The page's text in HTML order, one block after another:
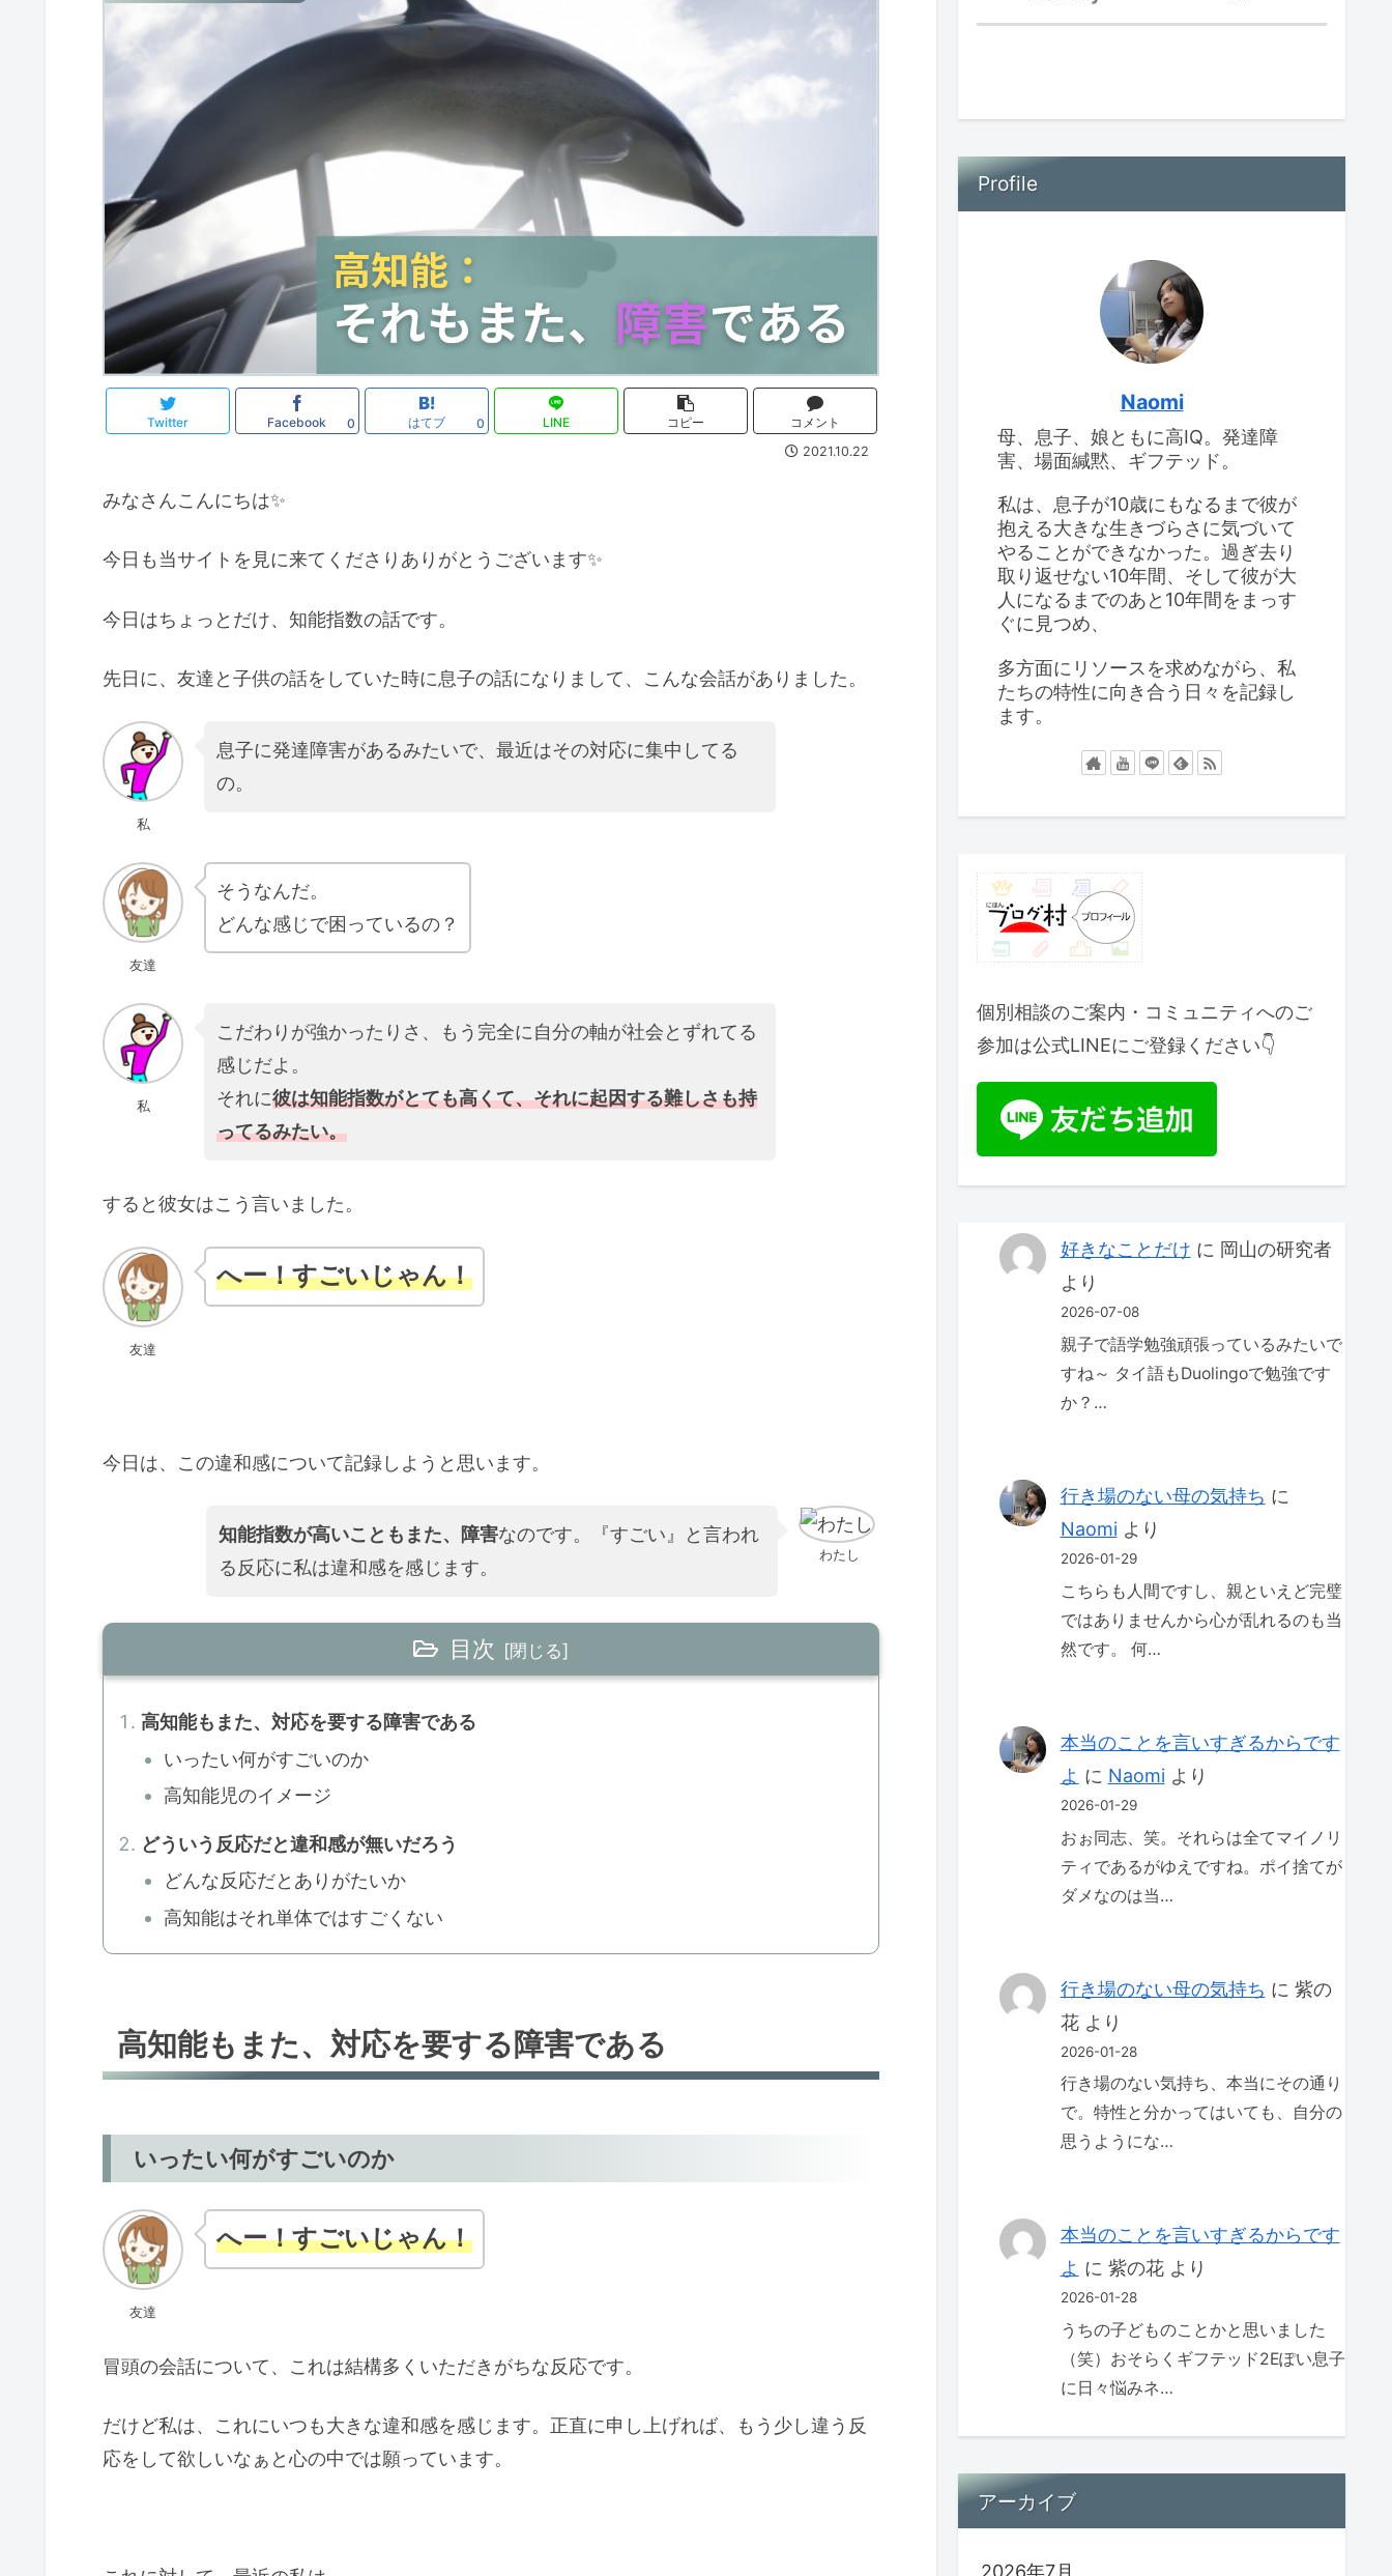
Twitter Facebook 0 はてブ 0 LINE コピー
コメント
2021.10.22
みなさんこんにちは✨
今日も当サイトを見に来てくださりありがとうございます✨
今日はちょっとだけ、知能指数の話です。
先日に、友達と子供の話をしていた時に息子の話になりまして、こんな会話がありました。
私
息子に発達障害があるみたいで、最近はその対応に集中してる
の。
友達
そうなんだ。
どんな感じで困っているの？
私
こだわりが強かったりさ、もう完全に自分の軸が社会とずれてる
感じだよ。
それに彼は知能指数がとても高くて、それに起因する難しさも持
ってるみたい。
すると彼女はこう言いました。
友達
へー！すごいじゃん！
今日は、この違和感について記録しようと思います。
わたし
知能指数が高いこともまた、障害なのです。『すごい』と言われ
る反応に私は違和感を感じます。
目次
高知能もまた、対応を要する障害である
いったい何がすごいのか
高知能児のイメージ
どういう反応だと違和感が無いだろう
どんな反応だとありがたいか
高知能はそれ単体ではすごくない
高知能もまた、対応を要する障害である
いったい何がすごいのか
友達
へー！すごいじゃん！
冒頭の会話について、これは結構多くいただきがちな反応です。
だけど私は、これにいつも大きな違和感を感じます。正直に申し上げれば、もう少し違う反
応をして欲しいなぁと心の中では願っています。
親の孤立と子供の孤立〜
オンラインイベントを振
り返って〜
息子のIQ：2回目の
高IQの女の子、思春期が
大変
場面緘黙児は頭がいい？
息子のIQ：2回目の
WISC-IV検査
食べ物をよくこぼすこと
と対応策
Profile
Naomi
母、息子、娘ともに高IQ。発達障
害、場面緘黙、ギフテッド。
私は、息子が10歳にもなるまで彼が
抱える大きな生きづらさに気づいて
やることができなかった。過ぎ去り
取り返せない10年間、そして彼が大
人になるまでのあと10年間をまっす
ぐに見つめ、
多方面にリソースを求めながら、私
たちの特性に向き合う日々を記録し
ます。
個別相談のご案内・コミュニティへのご
参加は公式LINEにご登録ください👇
好きなことだけ に 岡山の研究者
より
2026-07-08
親子で語学勉強頑張っているみたいで
すね～ タイ語もDuolingoで勉強です
か？…
行き場のない母の気持ち に
Naomiより
2026-01-29
こちらも人間ですし、親といえど完璧
ではありませんから心が乱れるのも当
然です。 何…
本当のことを言いすぎるからです
よ に Naomiより
2026-01-29
おぉ同志、笑。それらは全てマイノリ
ティであるがゆえですね。ポイ捨てが
ダメなのは当…
行き場のない母の気持ち に 紫の
花より
2026-01-28
行き場のない気持ち、本当にその通り
で。特性と分かってはいても、自分の
思うようにな…
本当のことを言いすぎるからです
よ に 紫の花より
2026-01-28
うちの子どものことかと思いました
（笑）おそらくギフテッド2Eぽい息子
に日々悩みネ…
アーカイブ
2026年7月